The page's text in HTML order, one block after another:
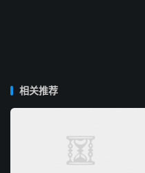
相关推荐